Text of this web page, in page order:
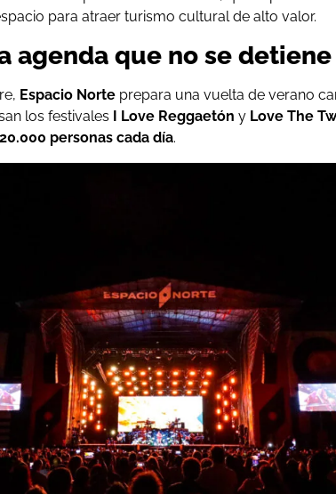
para atraer turismo cultural de alto valor.
agenda que no se detiene
Espacio Norte prepara una vuelta de verano
los festivales I Love Reggaetón y Love The
20.000 personas cada día.